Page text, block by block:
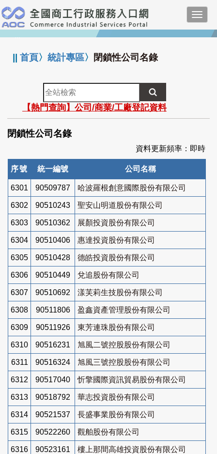
跳
到
主
要
:::
||首頁〉統計專區〉 閉鎖性公司名錄
全
站
檢
索
【熱門查詢】公司/商業/工廠登記資料
閉鎖性公司名錄
資料更新頻率：即時
序號 統一編號 公司名稱
6301 90509787 哈波羅根創意國際股份有限公司
6302 90510243 聖安山明道股份有限公司
6303 90510362 展顏投資股份有限公司
6304 90510406 惠達投資股份有限公司
6305 90510428 德皓投資股份有限公司
6306 90510449 兌追股份有限公司
6307 90510692 漾芙莉生技股份有限公司
6308 90511806 盈鑫資產管理股份有限公司
6309 90511926 東芳連珠股份有限公司
6310 90516231 旭風二號控股股份有限公司
6311 90516324 旭風三號控股股份有限公司
6312 90517040 忻擎國際資訊貿易股份有限公司
6313 90518792 華志投資股份有限公司
6314 90521537 長盛事業股份有限公司
6315 90522260 觀舶股份有限公司
6316 90523161 樓上那間高雄投資股份有限公司